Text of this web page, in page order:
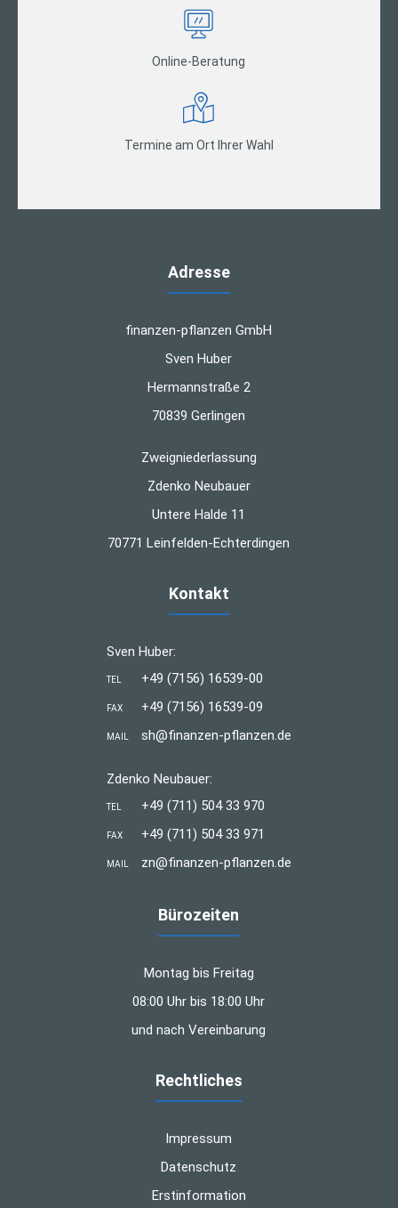
Online-Beratung
Termine am Ort Ihrer Wahl
Adresse
finanzen-pflanzen GmbH
Sven Huber
Hermannstraße 2
70839 Gerlingen
Zweigniederlassung
Zdenko Neubauer
Untere Halde 11
70771 Leinfelden-Echterdingen
Kontakt
Sven Huber:
TEL +49 (7156) 16539-00
FAX +49 (7156) 16539-09
MAIL sh@finanzen-pflanzen.de
Zdenko Neubauer:
TEL +49 (711) 504 33 970
FAX +49 (711) 504 33 971
MAIL zn@finanzen-pflanzen.de
Bürozeiten
Montag bis Freitag
08:00 Uhr bis 18:00 Uhr
und nach Vereinbarung
Rechtliches
Impressum
Datenschutz
Erstinformation